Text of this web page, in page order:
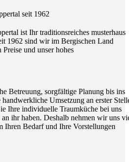
seit 1962
ist Ihr traditionsreiches musterhaus
1962 sind wir im Bergischen Land
und unser hohes
Betreuung, sorgfältige Planung bis ins
Umsetzung an erster
Ihre individuelle Traumküche bei uns
ihr haben. Deshalb nehmen wir uns
Ihren Bedarf und Ihre Vorstellungen